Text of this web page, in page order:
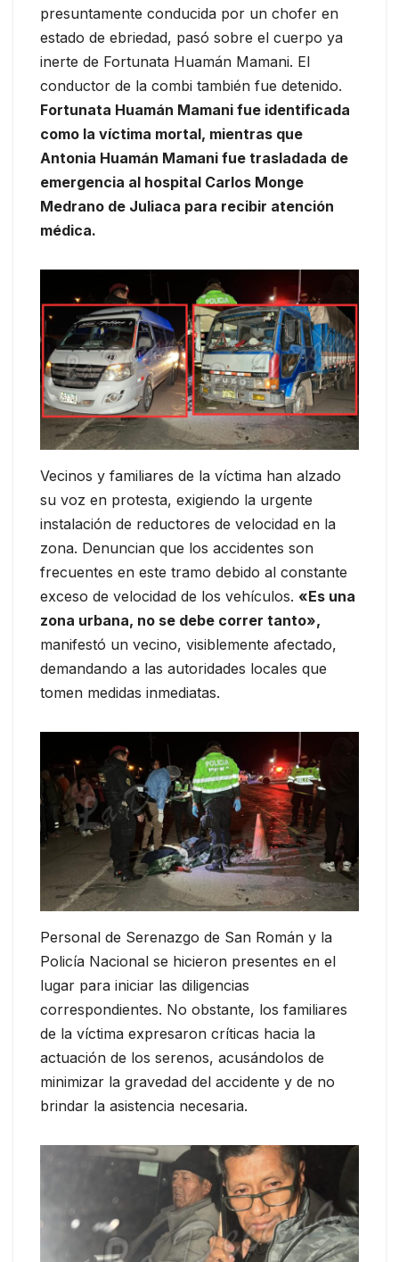
presuntamente conducida por un chofer en
estado de ebriedad, pasó sobre el cuerpo ya
inerte de Fortunata Huamán Mamani. El
conductor de la combi también fue detenido.
Fortunata Huamán Mamani fue identificada
como la víctima mortal, mientras que
Antonia Huamán Mamani fue trasladada de
emergencia al hospital Carlos Monge
Medrano de Juliaca para recibir atención
médica.
Vecinos y familiares de la víctima han alzado
su voz en protesta, exigiendo la urgente
instalación de reductores de velocidad en la
zona. Denuncian que los accidentes son
frecuentes en este tramo debido al constante
exceso de velocidad de los vehículos. «Es una
zona urbana, no se debe correr tanto»,
manifestó un vecino, visiblemente afectado,
demandando a las autoridades locales que
tomen medidas inmediatas.
Personal de Serenazgo de San Román y la
Policía Nacional se hicieron presentes en el
lugar para iniciar las diligencias
correspondientes. No obstante, los familiares
de la víctima expresaron críticas hacia la
actuación de los serenos, acusándolos de
minimizar la gravedad del accidente y de no
brindar la asistencia necesaria.